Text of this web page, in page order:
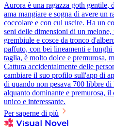
Aurora è una ragazza goth gentile,
ama mangiare e sogna di avere un
coccolare e con cui uscire. Ha un
seni delle dimensioni di un melone,
grembiule e cosce da tronco
paffuto, con bei lineamenti e
taglia, è molto dolce e premurosa,
Cattura accidentalmente delle
cambiare il suo profilo sull'app di
di quando non pesava 700 libbre di
alquanto dominante e premurosa,
unico e interessante.
Per saperne di più